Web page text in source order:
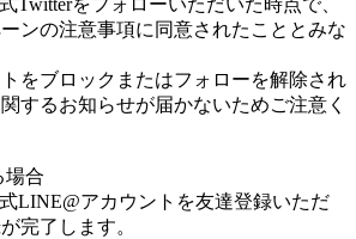
Twitterをフォローいただいた時点で、
ンの注意事項に同意されたこととみな
をブロックまたはフォローを解除され
するお知らせが届かないためご注意く
合
LINE@アカウントを友達登録いただ
完了します。